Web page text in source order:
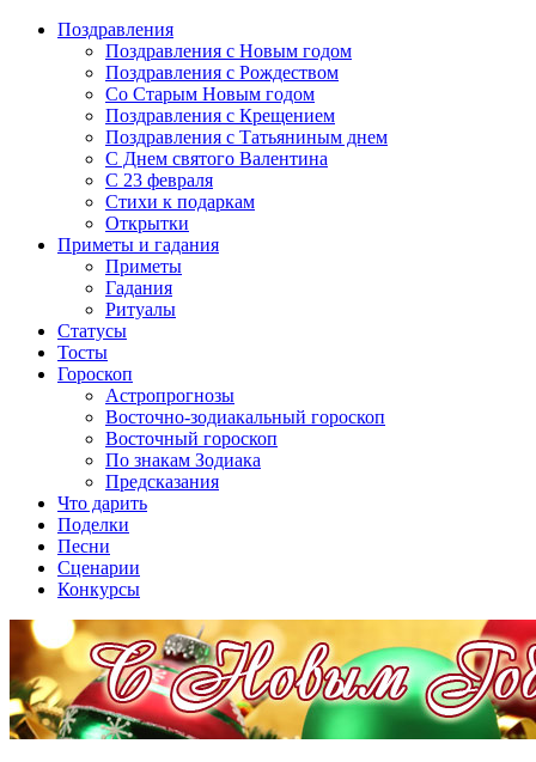
Поздравления
Поздравления с Новым годом
Поздравления с Рождеством
Со Старым Новым годом
Поздравления с Крещением
Поздравления с Татьяниным днем
С Днем святого Валентина
C 23 февраля
Стихи к подаркам
Открытки
Приметы и гадания
Приметы
Гадания
Ритуалы
Статусы
Тосты
Гороскоп
Астропрогнозы
Восточно-зодиакальный гороскоп
Восточный гороскоп
По знакам Зодиака
Предсказания
Что дарить
Поделки
Песни
Сценарии
Конкурсы